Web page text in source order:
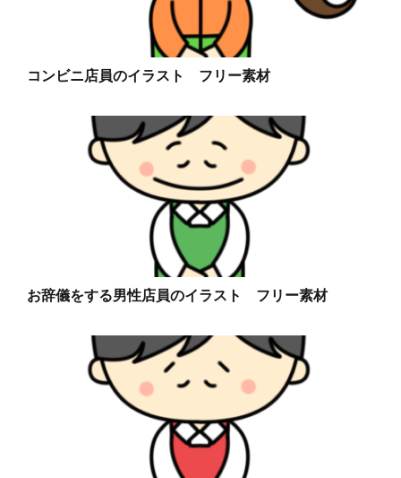
コンビニ店員のイラスト フリー素材
お辞儀をする男性店員のイラスト フリー素材